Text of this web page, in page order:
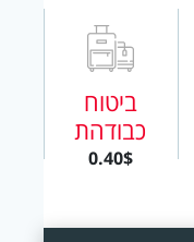
ביטוח
כבודהת
0.40$